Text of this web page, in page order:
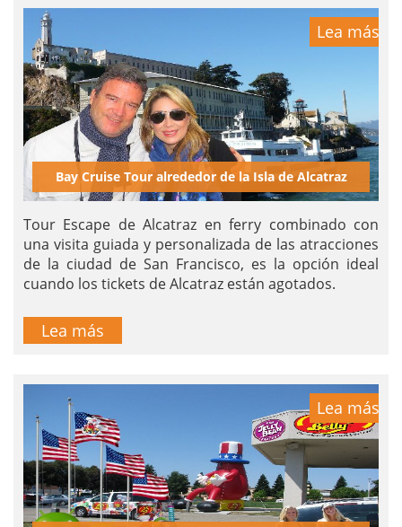
Lea más
Bay Cruise Tour alrededor de la Isla de Alcatraz
Tour Escape de Alcatraz en ferry combinado con
una visita guiada y personalizada de las atracciones
de la ciudad de San Francisco, es la opción ideal
cuando los tickets de Alcatraz están agotados.
Lea más
Lea más